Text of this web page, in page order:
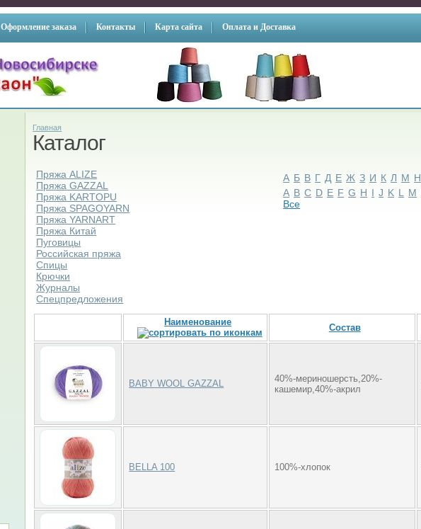
Оформление заказа Контакты Карта сайта Оплата и Доставка
Главная
Каталог
Пряжа ALIZE
Пряжа GAZZAL
Пряжа KARTOPU
Пряжа SPAGOYARN
Пряжа YARNART
Пряжа Китай
Пуговицы
Российская пряжа
Спицы
Крючки
Журналы
Спецпредложения
А Б В Г Д Е Ж З И К Л М Н
A B C D E F G H I J K L M
Все
Наименование
Состав
BABY WOOL GAZZAL
40%-мериношерсть,20%-
кашемир,40%-акрил
BELLA 100 100%-хлопок